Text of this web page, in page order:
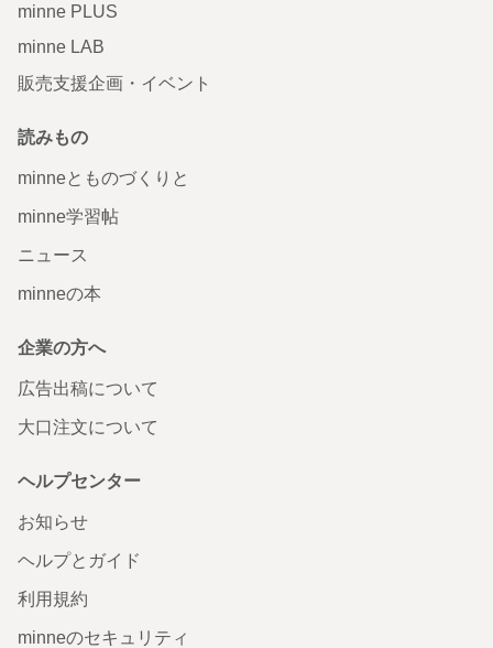
minne PLUS
minne LAB
販売支援企画・イベント
読みもの
minneとものづくりと
minne学習帖
ニュース
minneの本
企業の方へ
広告出稿について
大口注文について
ヘルプセンター
お知らせ
ヘルプとガイド
利用規約
minneのセキュリティ